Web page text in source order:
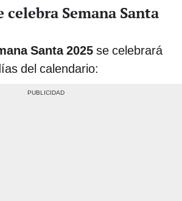
celebra Semana Santa
Santa 2025 se celebrará
del calendario: